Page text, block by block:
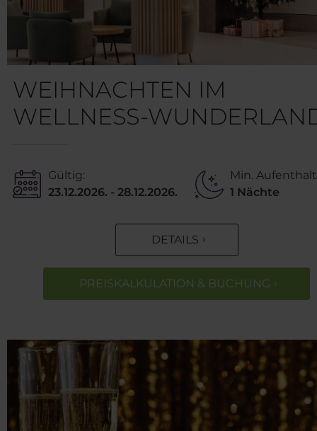
WEIHNACHTEN IM
WELLNESS-
Gültig:
23.12.2026. - 28.12.2026.
Min.
1 Nächte
DETAILS
PREISKALKULATION & BUCHUNG